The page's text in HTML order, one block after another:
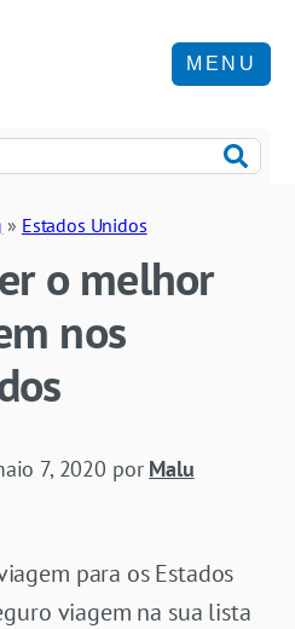
MENU
» Estados Unidos
o melhor
nos
7, 2020 por Malu
para os Estados
viagem na sua lista